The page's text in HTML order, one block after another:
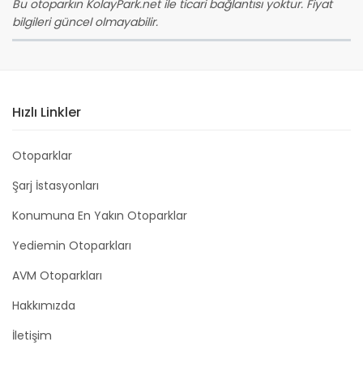
Bu otoparkın KolayPark.net ile ticari bağlantısı yoktur. Fiyat
bilgileri güncel olmayabilir.
Hızlı Linkler
Otoparklar
Şarj İstasyonları
Konumuna En Yakın Otoparklar
Yediemin Otoparkları
AVM Otoparkları
Hakkımızda
İletişim